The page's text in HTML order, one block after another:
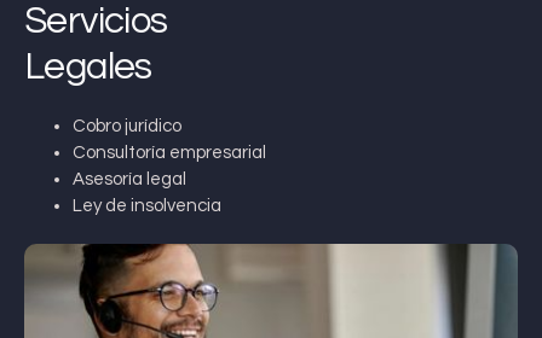
Servicios
Legales
Cobro jurídico
Consultoría empresarial
Asesoría legal
Ley de insolvencia